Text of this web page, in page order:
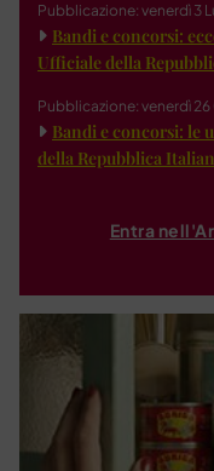
Pubblicazione: venerdì 3
Bandi e concorsi:
Ufficiale della
Pubblicazione: venerdì
Bandi e concorsi: le
della Repubblica
Entra